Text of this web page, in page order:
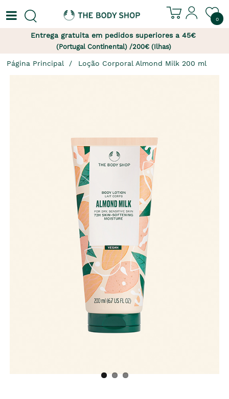
0
Entrega gratuita em pedidos superiores a 45€
(Portugal Continental) /200€ (Ilhas)
Página Principal Loção Corporal Almond Milk 200 ml